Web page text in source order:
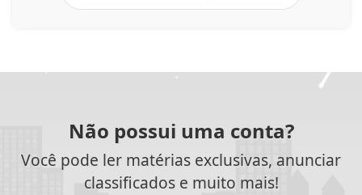
Não possui uma conta?
Você pode ler matérias exclusivas, anunciar
classificados e muito mais!